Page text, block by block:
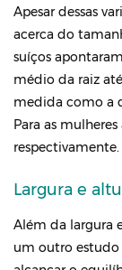
Apesar dessas
acerca do
suíços
médio da raiz
medida como a
Para as
respectivamente.
Largura e
Além da largura
um outro estudo